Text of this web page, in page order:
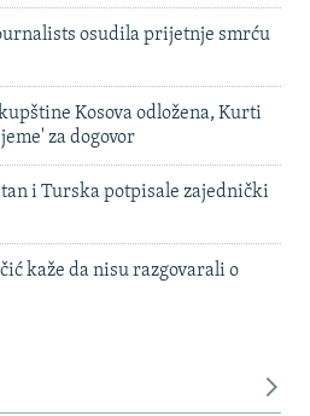
osudila prijetnje smrću
Kosova odložena, Kurti
za dogovor
i Turska potpisale zajednički
kaže da nisu razgovarali o